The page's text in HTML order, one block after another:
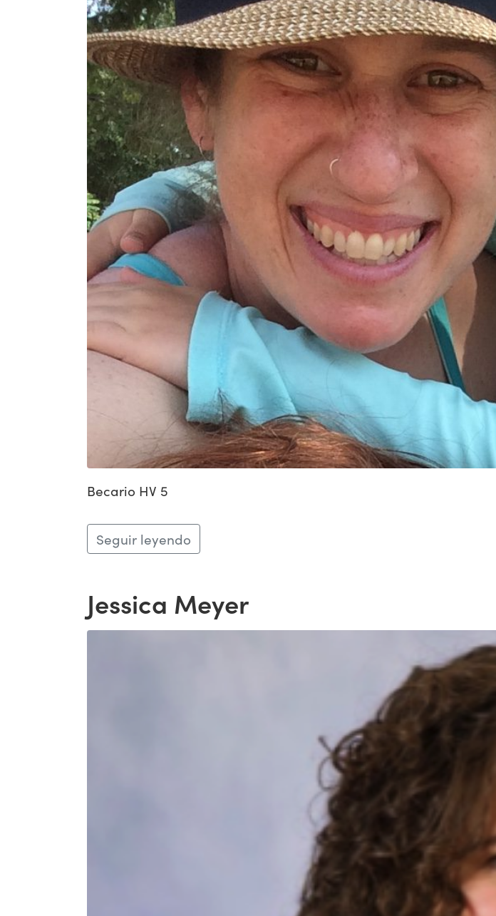
Becario HV 5
Seguir leyendo
Jessica Meyer